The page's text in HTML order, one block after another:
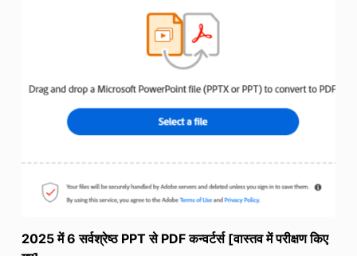
2025 में 6 सर्वश्रेष्ठ PPT से PDF कन्वर्टर्स [वास्तव में परीक्षण किए